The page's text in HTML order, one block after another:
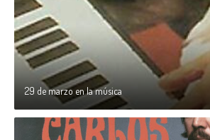
29 de marzo en la música